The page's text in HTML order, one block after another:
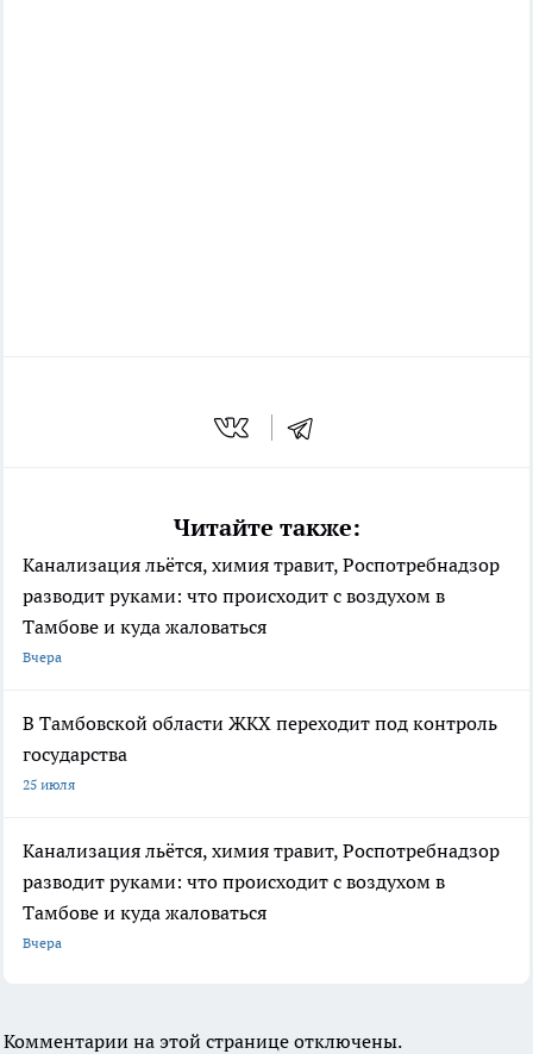
Читайте также:
Канализация льётся, химия травит, Роспотребнадзор
разводит руками: что происходит с воздухом в
Тамбове и куда жаловаться
Вчера
В Тамбовской области ЖКХ переходит под контроль
государства
25 июля
Канализация льётся, химия травит, Роспотребнадзор
разводит руками: что происходит с воздухом в
Тамбове и куда жаловаться
Вчера
Комментарии на этой странице отключены.